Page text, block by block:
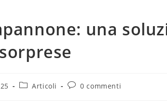
una
Articoli 0 commenti